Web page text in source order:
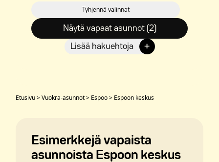
Lisää hakuehtoja +
Tyhjennä valinnat
Näytä vapaat asunnot (2)
Etusivu>Vuokra-asunnot> Espoo> Espoon keskus
Esimerkkejä vapaista
asunnoista Espoon keskus